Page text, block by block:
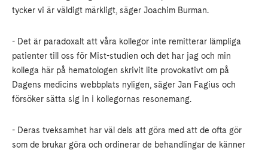
tycker vi är väldigt märkligt, säger Joachim Burman.
- Det är paradoxalt att våra kollegor inte remitterar lämpliga
patienter till oss för Mist-studien och det har jag och min
kollega här på hematologen skrivit lite provokativt om på
Dagens medicins webbplats nyligen, säger Jan Fagius och
försöker sätta sig in i kollegornas resonemang.
- Deras tveksamhet har väl dels att göra med att de ofta gör
som de brukar göra och ordinerar de behandlingar de känner